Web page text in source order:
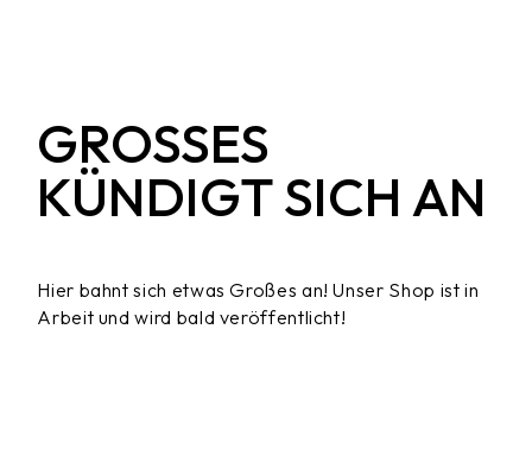
GROSSES K
ÜNDIGT SICH AN
Hier bahnt sich etwas Großes an! Unser Shop ist in
Arbeit und wird bald veröffentlicht!